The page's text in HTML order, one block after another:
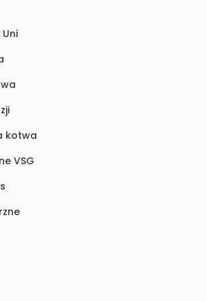
kotwa
VSG